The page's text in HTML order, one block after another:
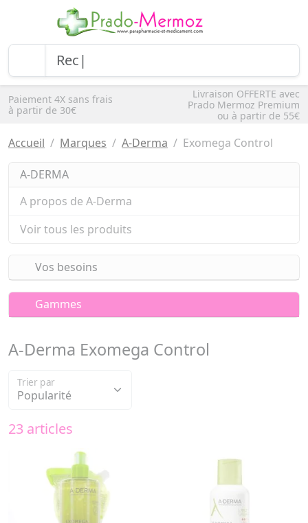
Paiement 4X sans frais
à partir de 30€
Livraison OFFERTE avec
Prado Mermoz Premium
ou à partir de 55€
Accueil Marques A-Derma Exomega Control
A-DERMA
A propos de A-Derma
Voir tous les produits
Vos besoins
Gammes
A-Derma Exomega Control
Trier par
23 articles